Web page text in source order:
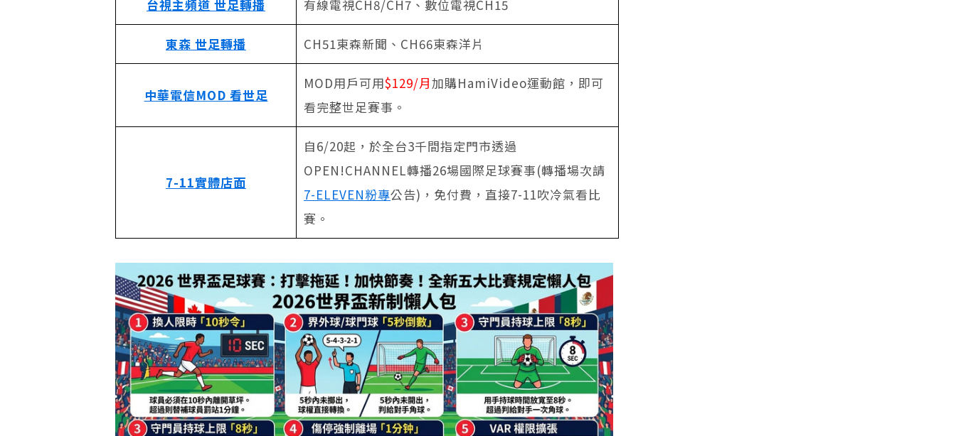
台視主頻道 世足轉播 有線電視CH8/CH7、數位電視CH15
東森 世足轉播 CH51東森新聞、CH66東森洋片
中華電信MOD 看世足
MOD用戶可用$129/月加購HamiVideo運動館，即可
看完整世足賽事。
7-11實體店面
自6/20起，於全台3千間指定門市透過
OPEN!CHANNEL轉播26場國際足球賽事(轉播場次請
7-ELEVEN粉專公告)，免付費，直接7-11吹冷氣看比
賽。